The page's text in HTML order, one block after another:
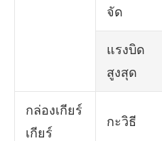
จัด
แรงบิด
สูงสุด
กล่องเกียร์
เกียร์
กะวิธี